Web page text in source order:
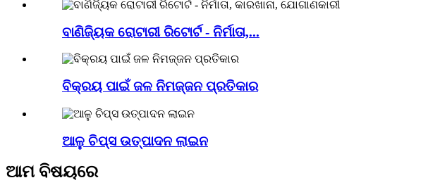
ବାଣିଜ୍ୟିକ ରୋଟାରୀ ରିଟୋର୍ଟ - ନିର୍ମାତା,...
ବିକ୍ରୟ ପାଇଁ ଜଳ ନିମଜ୍ଜନ ପ୍ରତିକାର
ଆଳୁ ଚିପ୍ସ ଉତ୍ପାଦନ ଲାଇନ
ଆମ ବିଷୟରେ